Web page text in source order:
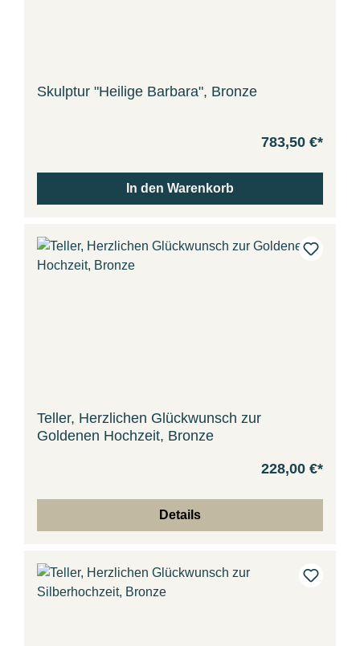
Skulptur "Heilige Barbara", Bronze
783,50 €*
In den Warenkorb
Teller, Herzlichen Glückwunsch zur
Goldenen Hochzeit, Bronze
228,00 €*
Details